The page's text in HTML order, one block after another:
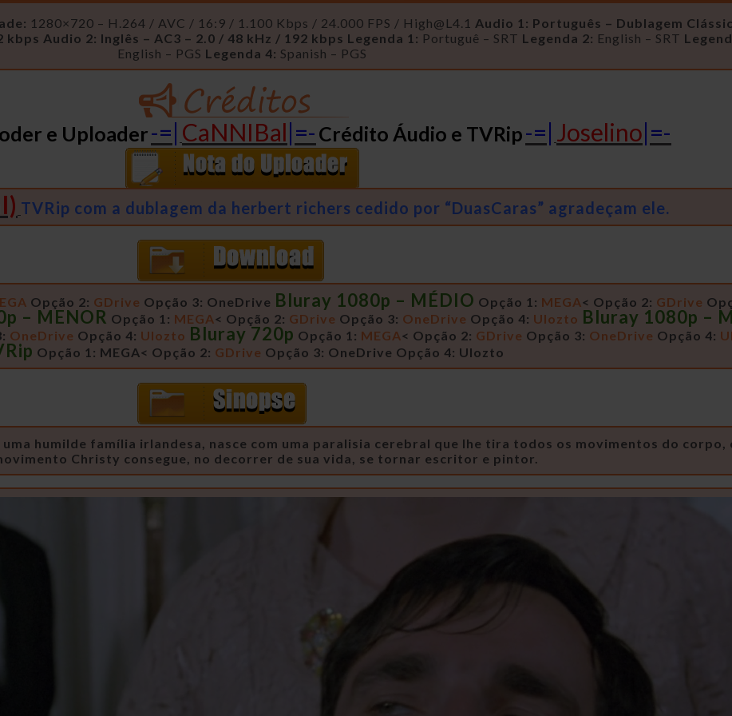
1280×720 – H.264 / AVC / 16:9 / 1.100 Kbps / 24.000 FPS / High@L4.1 Audio 1: Português – Dublagem
kbps Audio 2: Inglês – AC3 – 2.0 / 48 kHz / 192 kbps Legenda 1: Portuguê – SRT Legenda 2: English – SRT
English – PGS Legenda 4: Spanish – PGS
e Uploader-=| CaNNIBal|=- Crédito Áudio e TVRip-=| Joselino|=-
TVRip com a dublagem da herbert richers cedido por “DuasCaras” agradeçam ele.
Opção 2: GDrive Opção 3: OneDrive Bluray 1080p – MÉDIO Opção 1: MEGA< Opção 2: GDrive
– MENOR Opção 1: MEGA< Opção 2: GDrive Opção 3: OneDrive Opção 4: Ulozto Bluray 1080p –
OneDrive Opção 4: Ulozto Bluray 720p Opção 1: MEGA< Opção 2: GDrive Opção 3: OneDrive Opção 4:
Opção 1: MEGA< Opção 2: GDrive Opção 3: OneDrive Opção 4: Ulozto
humilde família irlandesa, nasce com uma paralisia cerebral que lhe tira todos os movimentos do corpo,
Christy consegue, no decorrer de sua vida, se tornar escritor e pintor.